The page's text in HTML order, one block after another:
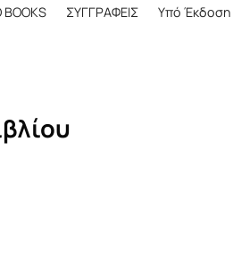
BOOKS ΣΥΓΓΡΑΦΕΙΣ Υπό Έκδοση